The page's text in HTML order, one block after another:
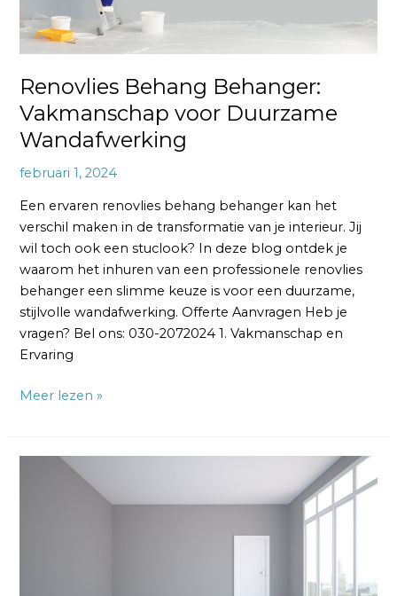
Renovlies Behang Behanger:
Vakmanschap voor Duurzame
Wandafwerking
februari 1, 2024
Een ervaren renovlies behang behanger kan het
verschil maken in de transformatie van je interieur. Jij
wil toch ook een stuclook? In deze blog ontdek je
waarom het inhuren van een professionele renovlies
behanger een slimme keuze is voor een duurzame,
stijlvolle wandafwerking. Offerte Aanvragen Heb je
vragen? Bel ons: 030-2072024 1. Vakmanschap en
Ervaring
Meer lezen »
Renovlies